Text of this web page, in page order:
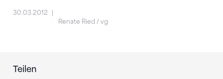
30.03.2012
Renate Ried / vg
Teilen